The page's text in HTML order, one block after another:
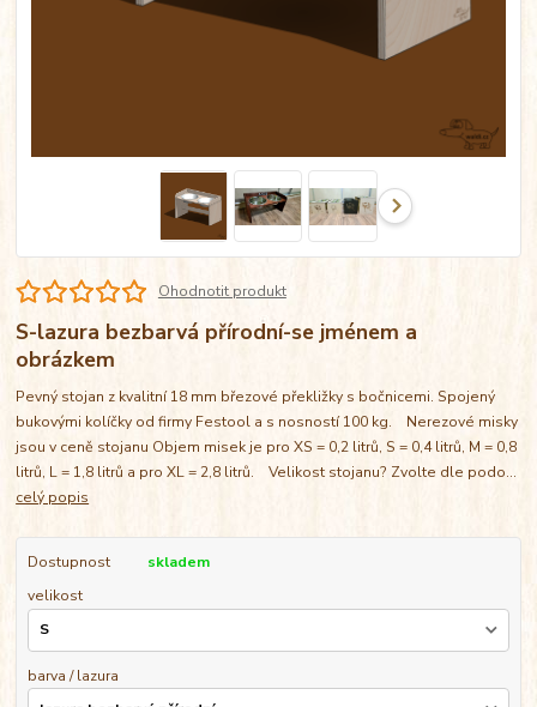
Ohodnotit produkt
S-lazura bezbarvá přírodní-se jménem a
obrázkem
Pevný stojan z kvalitní 18 mm březové překližky s bočnicemi. Spojený
bukovými kolíčky od firmy Festool a s nosností 100 kg. Nerezové misky
jsou v ceně stojanu Objem misek je pro XS = 0,2 litrů, S = 0,4 litrů, M = 0,8
litrů, L = 1,8 litrů a pro XL = 2,8 litrů. Velikost stojanu? Zvolte dle podo...
celý popis
Dostupnost
skladem
velikost
barva / lazura